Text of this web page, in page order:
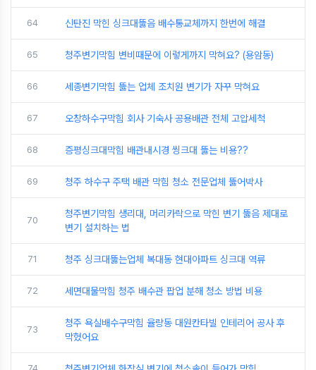
64 신탄진 막힌 싱크대뚫음 배수통교체까지 한번에 해결
65 청주변기막힘 변비때문에 이렇게까지 막혀요? (용암동)
66 세종변기막힘 뚫는 업체 조치원 변기가 자꾸 막혀요
67 오창하수구막힘 회사 기숙사 공용배관 전체 고압세척
68 증평싱크대막힘 배관내시경 씽크대 뚫는 비용??
69 청주 하수구 주택 배관 막힘 청소 전문업체 뚫어박사
70
청주변기막힘 생리대, 머리카락으로 막힌 변기 뚫음 제대로
변기 설치하는 법
71 청주 싱크대뚫는업체 복대동 현대아파트 싱크대 역류
72 세면대물막힘 청주 배수관 팝업 분해 청소 방법 비용
73
청주 욕실배수구막힘 율량동 대원칸타빌 인테리어 공사 후
막혔어요